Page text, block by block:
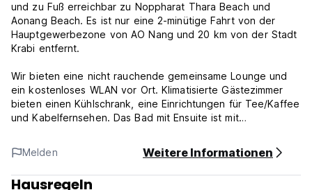
und zu Fuß erreichbar zu Noppharat Thara Beach und
Aonang Beach. Es ist nur eine 2-minütige Fahrt von der
Hauptgewerbezone von AO Nang und 20 km von der Stadt
Krabi entfernt.
Wir bieten eine nicht rauchende gemeinsame Lounge und
ein kostenloses WLAN vor Ort. Klimatisierte Gästezimmer
bieten einen Kühlschrank, eine Einrichtungen für Tee/Kaffee
und Kabelfernsehen. Das Bad mit Ensuite ist mit
ausgestattet. Gemischte und weibliche Schlafsäle Räume
bieten persönliche Schließfächer, Stromstärke und
Bettleuchten. Ein gemeinsames Badezimmer beinhaltet eine
warme Dusche und einen Faartrockner.
Melden Weitere Informationen
Hausregeln